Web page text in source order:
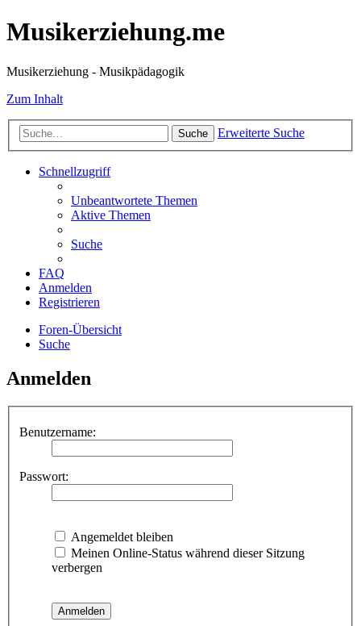
Musikerziehung.me
Musikerziehung - Musikpädagogik
Zum Inhalt
Suche Erweiterte Suche
Schnellzugriff
Unbeantwortete Themen
Aktive Themen
Suche
FAQ
Anmelden
Registrieren
Foren-Übersicht
Suche
Anmelden
Benutzername:
Passwort:
Angemeldet bleiben
Meinen Online-Status während dieser Sitzung
verbergen